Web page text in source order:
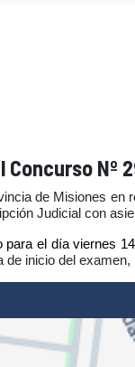
de Misiones en
Judicial con
el día viernes
de inicio del